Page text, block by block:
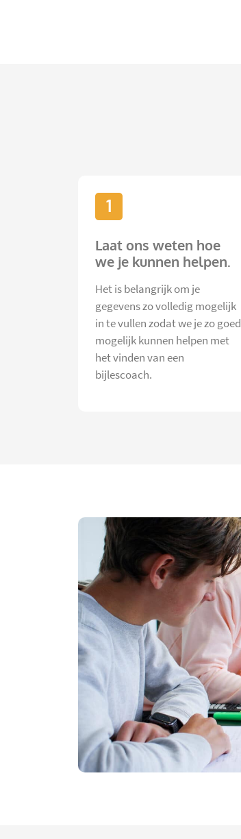
1
Laat ons weten hoe
we je kunnen helpen.
Het is belangrijk om je
gegevens zo volledig mogelijk
in te vullen zodat we je zo goed
mogelijk kunnen helpen met
het vinden van een
bijlescoach.